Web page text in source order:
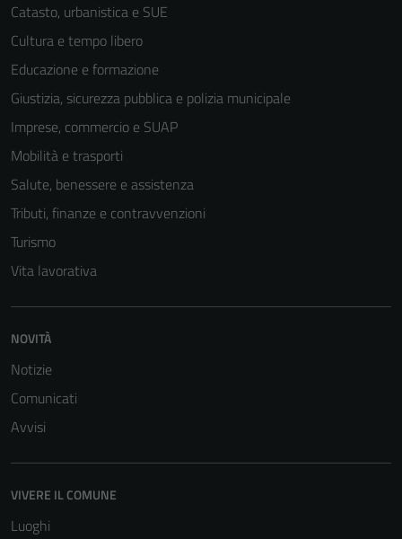
Catasto, urbanistica e SUE
Cultura e tempo libero
Educazione e formazione
Giustizia, sicurezza pubblica e polizia municipale
Imprese, commercio e SUAP
Mobilità e trasporti
Salute, benessere e assistenza
Tributi, finanze e contravvenzioni
Turismo
Vita lavorativa
NOVITÀ
Notizie
Comunicati
Avvisi
VIVERE IL COMUNE
Luoghi
Tecnici